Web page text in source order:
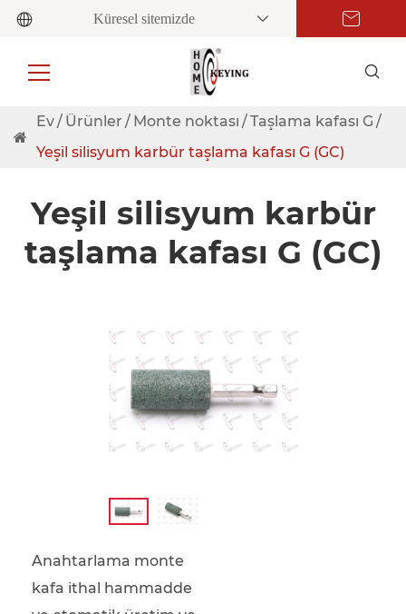
Küresel sitemizde
Ev Ürünler Monte noktası
Taşlama kafası G
Yeşil silisyum karbür taşlama kafası G (GC)
Yeşil silisyum karbür
taşlama kafası G (GC)
Anahtarlama monte
kafa ithal hammadde